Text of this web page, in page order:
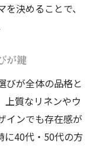
決めることで、
が鍵
びが全体の品格と
上質なリネンやウ
インでも存在感が
に40代・50代の方